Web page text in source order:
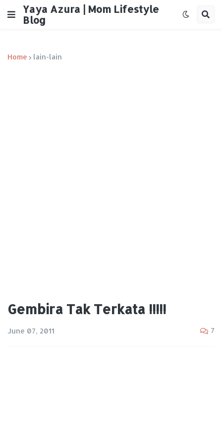
Yaya Azura | Mom Lifestyle
Blog
Home lain-lain
Gembira Tak Terkata !!!!!
June 07, 2011 7